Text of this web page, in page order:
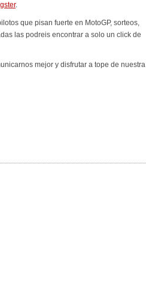
.
que pisan fuerte en MotoGP, sorteos,
las podreis encontrar a solo un click de
mejor y disfrutar a tope de nuestra